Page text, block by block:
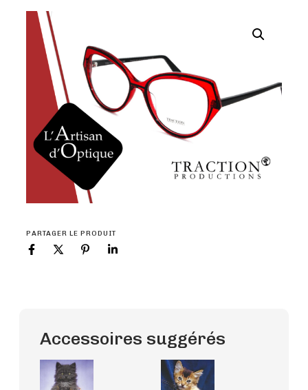
PARTAGER LE PRODUIT
Accessoires suggérés